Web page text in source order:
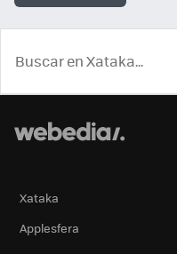
Xataka
Applesfera